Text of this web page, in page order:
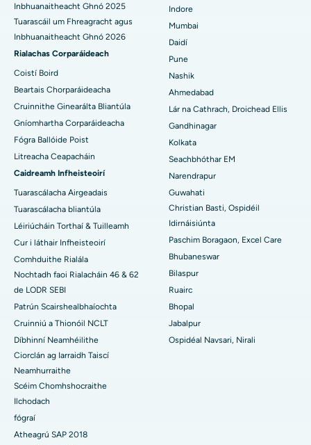
An tOspidéal is Fearr i mBóthar Subhash Nagar, Karimnagar
Ospidéal is Fearr i Managari, Karaikudi
An tOspidéal is Fearr in Arepally, Warangal
An tOspidéal is Fearr i gCoilíneacht Arera, Bhopal
Ospidéal is Fearr i Jayanagar, Bangalore
An tOspidéal is Fearr i KK Nagar, Madurai
Ospidéal is Fearr i Ramji Nagar, Nellore
An tOspidéal is Fearr san Earnáil-19, Rourkela
An tOspidéal is Fearr i Swargate, Pune
An tOspidéal Ailse is Fearr do Mhná i nDeisceart Delhi
Inbhuanaitheacht Ghnó 2025
Tuarascáil um Fhreagracht agus
Inbhuanaitheacht Ghnó 2026
Rialachas Corparáideach
Coistí Boird
Beartais Chorparáideacha
Cruinnithe Ginearálta Bliantúla
Gníomhartha Corparáideacha
Fógra Ballóide Poist
Litreacha Ceapacháin
Caidreamh Infheisteoirí
Tuarascálacha Airgeadais
Tuarascálacha bliantúla
Léiriúcháin Torthaí & Tuilleamh
Cur i láthair Infheisteoirí
Comhduithe Rialála
Nochtadh faoi Rialacháin 46 & 62
de LODR SEBI
Patrún Scairshealbhaíochta
Cruinniú a Thionóil NCLT
Díbhinní Neamhéilithe
Ciorclán ag Iarraidh Taiscí
Neamhurraithe
Scéim Chomhshocraithe
Ilchodach
fógraí
Atheagrú SAP 2018
Indore
Mumbai
Daidí
Pune
Nashik
Ahmedabad
Lár na Cathrach, Droichead Ellis
Gandhinagar
Kolkata
Seachbhóthar EM
Narendrapur
Guwahati
Christian Basti, Ospidéil
Idirnáisiúnta
Paschim Boragaon, Excel Care
Bhubaneswar
Bilaspur
Ruairc
Bhopal
Jabalpur
Ospidéal Navsari, Nirali